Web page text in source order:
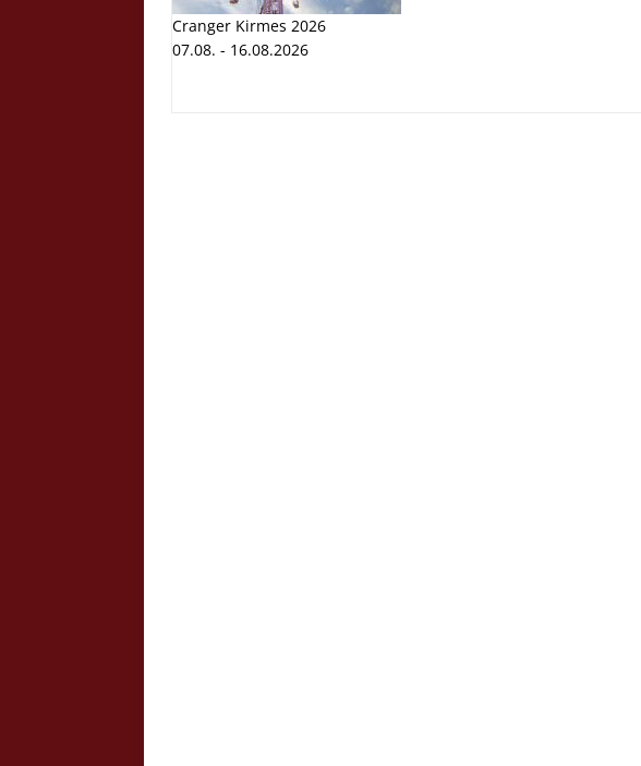
Cranger Kirmes 2026
07.08. - 16.08.2026